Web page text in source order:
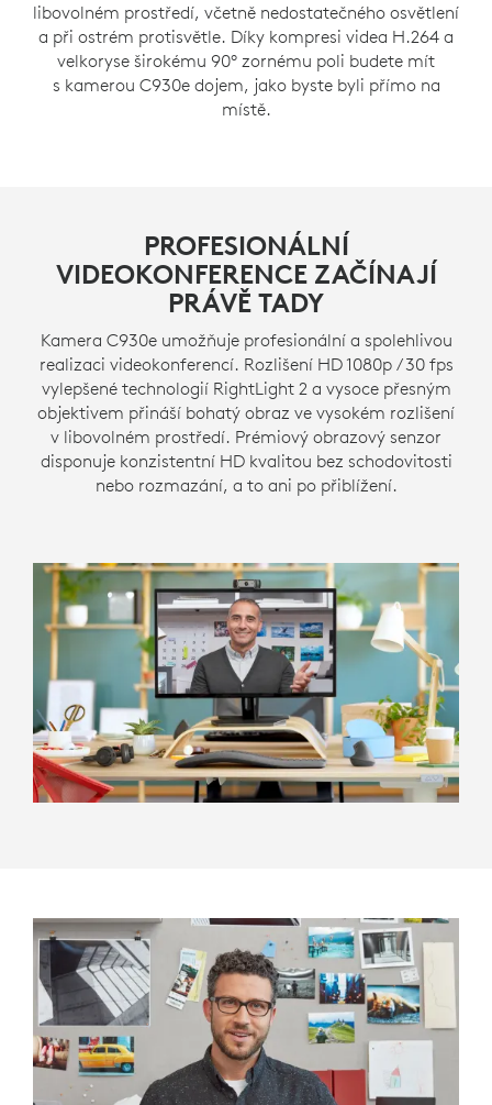
libovolném prostředí, včetně nedostatečného osvětlení
a při ostrém protisvětle. Díky kompresi videa H.264 a
velkoryse širokému 90° zornému poli budete mít
s kamerou C930e dojem, jako byste byli přímo na
místě.
PROFESIONÁLNÍ
VIDEOKONFERENCE ZAČÍNAJÍ
PRÁVĚ TADY
Kamera C930e umožňuje profesionální a spolehlivou
realizaci videokonferencí. Rozlišení HD 1080p / 30 fps
vylepšené technologií RightLight 2 a vysoce přesným
objektivem přináší bohatý obraz ve vysokém rozlišení
v libovolném prostředí. Prémiový obrazový senzor
disponuje konzistentní HD kvalitou bez schodovitosti
nebo rozmazání, a to ani po přiblížení.